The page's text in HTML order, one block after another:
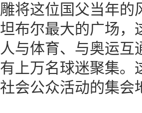
雕将这位国父当年的
坦布尔最大的广场，
人与体育、与奥运
有上万名球迷聚集。
社会公众活动的集会